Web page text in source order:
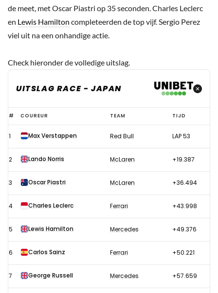
de meet, met Oscar Piastri op 35 seconden. Charles Leclerc
en Lewis Hamilton completeerden de top vijf. Sergio Perez
viel uit na een onhandige actie.
Check hieronder de volledige uitslag.
UITSLAG RACE - JAPAN
Uitslag
race
Formule
1
Japan
2023
# COUREUR TEAM TIJD
1 Max Verstappen Red Bull LAP 53
2 Lando Norris McLaren +19.387
3 Oscar Piastri McLaren +36.494
4 Charles Leclerc Ferrari +43.998
5 Lewis Hamilton Mercedes +49.376
6 Carlos Sainz Ferrari +50.221
7 George Russell Mercedes +57.659